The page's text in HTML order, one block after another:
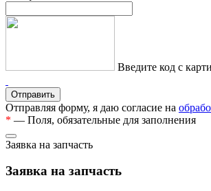
Введите код с
Отправляя форму, я даю согласие на
* — Поля, обязательные для заполнения
Заявка на запчасть
Заявка на запчасть